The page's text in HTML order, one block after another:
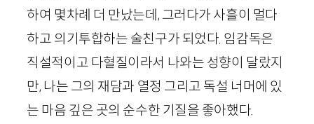
하여 몇차례 더 만났는데, 그러다가 사흘이 멀다
하고 의기투합하는 술친구가 되었다. 임감독은
직설적이고 다혈질이라서 나와는 성향이 달랐지
만, 나는 그의 재담과 열정 그리고 독설 너머에 있
는 마음 깊은 곳의 순수한 기질을 좋아했다.